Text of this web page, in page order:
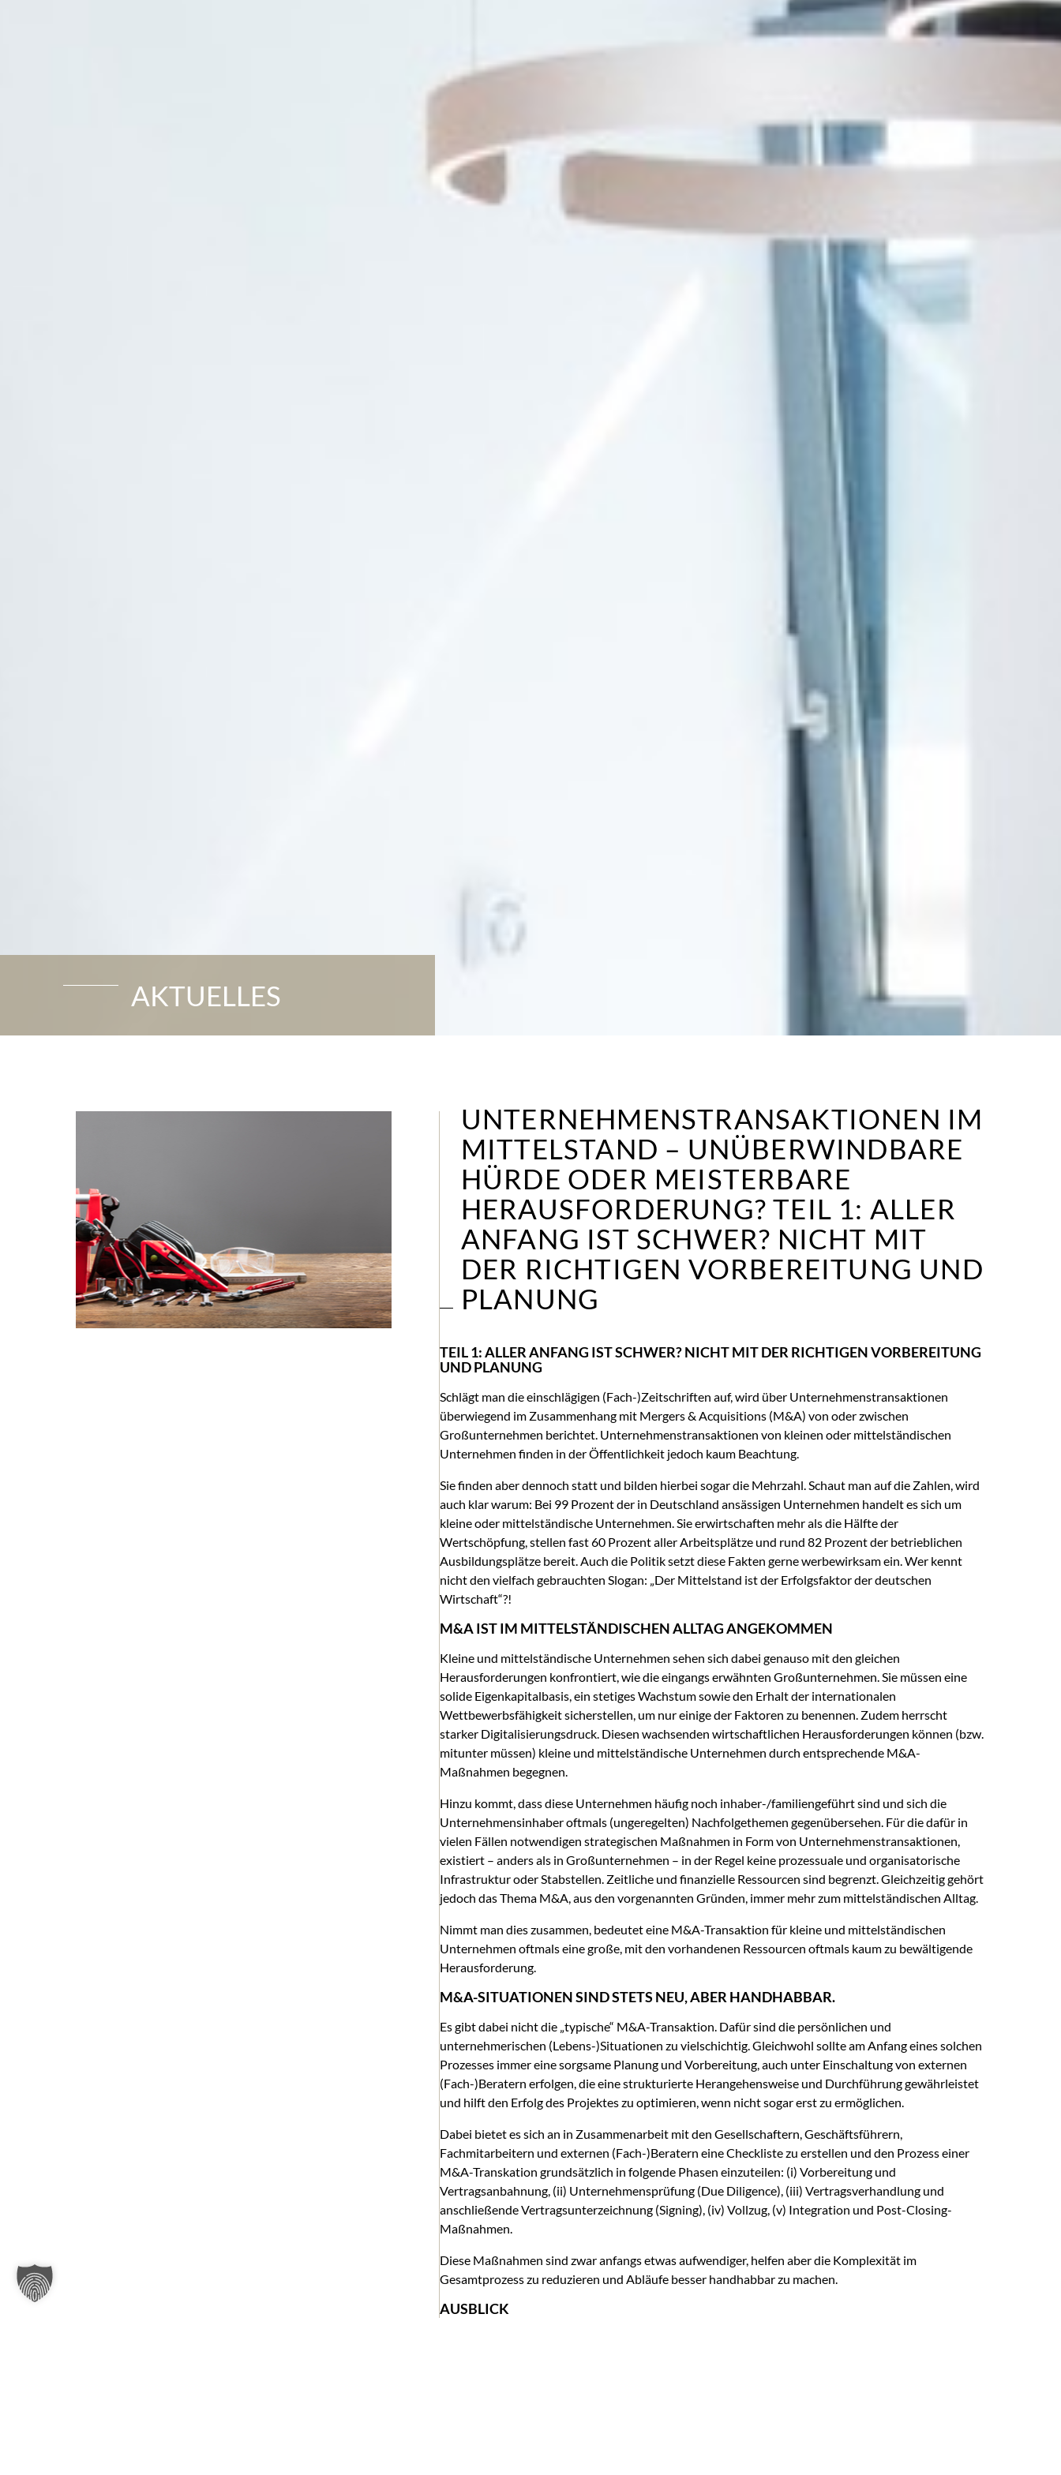
AKTUELLES
UNTERNEHMENSTRANSAKTIONEN IM
MITTELSTAND – UNÜBERWINDBARE
HÜRDE ODER MEISTERBARE
HERAUSFORDERUNG? TEIL 1: ALLER
ANFANG IST SCHWER? NICHT MIT
DER RICHTIGEN VORBEREITUNG UND
PLANUNG
TEIL 1: ALLER ANFANG IST SCHWER? NICHT MIT DER RICHTIGEN VORBEREITUNG
UND PLANUNG
Schlägt man die einschlägigen (Fach-)Zeitschriften auf, wird über Unternehmenstransaktionen
überwiegend im Zusammenhang mit Mergers & Acquisitions (M&A) von oder zwischen
Großunternehmen berichtet. Unternehmenstransaktionen von kleinen oder mittelständischen
Unternehmen finden in der Öffentlichkeit jedoch kaum Beachtung.
Sie finden aber dennoch statt und bilden hierbei sogar die Mehrzahl. Schaut man auf die Zahlen, wird
auch klar warum: Bei 99 Prozent der in Deutschland ansässigen Unternehmen handelt es sich um
kleine oder mittelständische Unternehmen. Sie erwirtschaften mehr als die Hälfte der
Wertschöpfung, stellen fast 60 Prozent aller Arbeitsplätze und rund 82 Prozent der betrieblichen
Ausbildungsplätze bereit. Auch die Politik setzt diese Fakten gerne werbewirksam ein. Wer kennt
nicht den vielfach gebrauchten Slogan: „Der Mittelstand ist der Erfolgsfaktor der deutschen
Wirtschaft“?!
M&A IST IM MITTELSTÄNDISCHEN ALLTAG ANGEKOMMEN
Kleine und mittelständische Unternehmen sehen sich dabei genauso mit den gleichen
Herausforderungen konfrontiert, wie die eingangs erwähnten Großunternehmen. Sie müssen eine
solide Eigenkapitalbasis, ein stetiges Wachstum sowie den Erhalt der internationalen
Wettbewerbsfähigkeit sicherstellen, um nur einige der Faktoren zu benennen. Zudem herrscht
starker Digitalisierungsdruck. Diesen wachsenden wirtschaftlichen Herausforderungen können (bzw.
mitunter müssen) kleine und mittelständische Unternehmen durch entsprechende M&A-
Maßnahmen begegnen.
Hinzu kommt, dass diese Unternehmen häufig noch inhaber-/familiengeführt sind und sich die
Unternehmensinhaber oftmals (ungeregelten) Nachfolgethemen gegenübersehen. Für die dafür in
vielen Fällen notwendigen strategischen Maßnahmen in Form von Unternehmenstransaktionen,
existiert – anders als in Großunternehmen – in der Regel keine prozessuale und organisatorische
Infrastruktur oder Stabstellen. Zeitliche und finanzielle Ressourcen sind begrenzt. Gleichzeitig gehört
jedoch das Thema M&A, aus den vorgenannten Gründen, immer mehr zum mittelständischen Alltag.
Nimmt man dies zusammen, bedeutet eine M&A-Transaktion für kleine und mittelständischen
Unternehmen oftmals eine große, mit den vorhandenen Ressourcen oftmals kaum zu bewältigende
Herausforderung.
M&A-SITUATIONEN SIND STETS NEU, ABER HANDHABBAR.
Es gibt dabei nicht die „typische“ M&A-Transaktion. Dafür sind die persönlichen und
unternehmerischen (Lebens-)Situationen zu vielschichtig. Gleichwohl sollte am Anfang eines solchen
Prozesses immer eine sorgsame Planung und Vorbereitung, auch unter Einschaltung von externen
(Fach-)Beratern erfolgen, die eine strukturierte Herangehensweise und Durchführung gewährleistet
und hilft den Erfolg des Projektes zu optimieren, wenn nicht sogar erst zu ermöglichen.
Dabei bietet es sich an in Zusammenarbeit mit den Gesellschaftern, Geschäftsführern,
Fachmitarbeitern und externen (Fach-)Beratern eine Checkliste zu erstellen und den Prozess einer
M&A-Transkation grundsätzlich in folgende Phasen einzuteilen: (i) Vorbereitung und
Vertragsanbahnung, (ii) Unternehmensprüfung (Due Diligence), (iii) Vertragsverhandlung und
anschließende Vertragsunterzeichnung (Signing), (iv) Vollzug, (v) Integration und Post-Closing-
Maßnahmen.
Diese Maßnahmen sind zwar anfangs etwas aufwendiger, helfen aber die Komplexität im
Gesamtprozess zu reduzieren und Abläufe besser handhabbar zu machen.
AUSBLICK